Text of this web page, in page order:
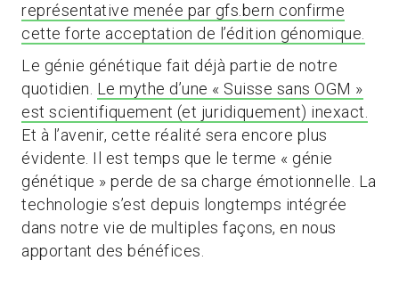
représentative menée par gfs.bern confirme
cette forte acceptation de l’édition génomique.
Le génie génétique fait déjà partie de notre
quotidien. Le mythe d’une « Suisse sans OGM »
est scientifiquement (et juridiquement) inexact.
Et à l’avenir, cette réalité sera encore plus
évidente. Il est temps que le terme « génie
génétique » perde de sa charge émotionnelle. La
technologie s’est depuis longtemps intégrée
dans notre vie de multiples façons, en nous
apportant des bénéfices.